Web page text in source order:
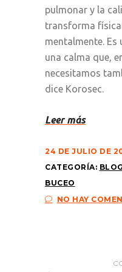
pulmonar y la
transforma
mentalmente.
una calma que,
necesitamos
dice Korosec.
Leer más
24 DE JULIO DE
CATEGORÍA:
BUCEO
NO HAY